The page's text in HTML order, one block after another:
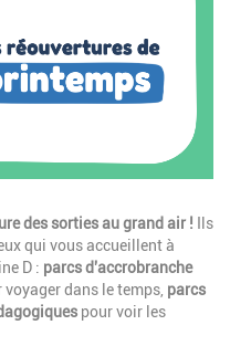
des sorties au grand air ! Ils
qui vous accueillent à
D : parcs d'accrobranche
voyager dans le temps, parcs
pour voir les